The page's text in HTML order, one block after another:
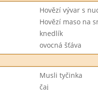
Hovězí vývar s
Hovězí maso na
knedlík
ovocná šťáva
Musli tyčinka
čaj